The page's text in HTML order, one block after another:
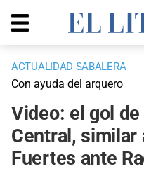
ACTUALIDAD SABALERA
Con ayuda del arquero
Video: el gol
Central, similar
Fuertes ante